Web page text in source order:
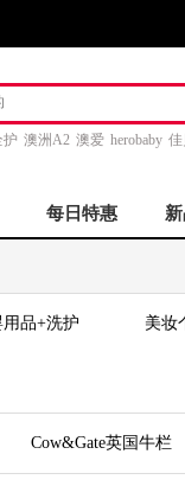
护 澳洲A2 澳爱 herobaby
每日特惠
品+洗护 美妆
Cow&Gate英国牛栏